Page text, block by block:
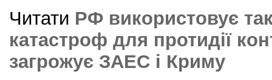
Читати РФ використовує
катастроф для протидії
загрожує ЗАЕС і Криму